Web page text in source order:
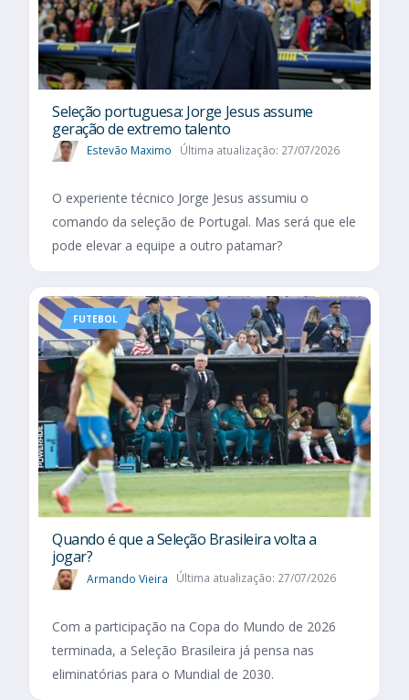
Seleção portuguesa: Jorge Jesus assume
geração de extremo talento
Estevão Maximo Última atualização: 27/07/2026
O experiente técnico Jorge Jesus assumiu o
comando da seleção de Portugal. Mas será que ele
pode elevar a equipe a outro patamar?
FUTEBOL
Quando é que a Seleção Brasileira volta a
jogar?
Armando Vieira Última atualização: 27/07/2026
Com a participação na Copa do Mundo de 2026
terminada, a Seleção Brasileira já pensa nas
eliminatórias para o Mundial de 2030.